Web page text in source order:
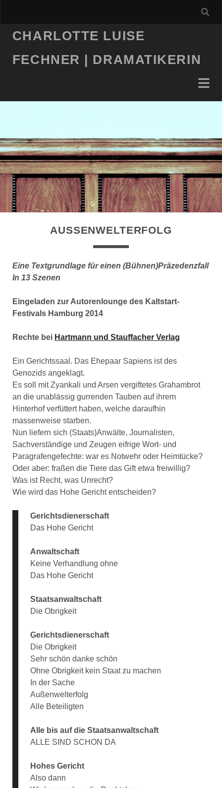
CHARLOTTE LUISE
FECHNER | DRAMATIKERIN
AUSSENWELTERFOLG
Eine Textgrundlage für einen (Bühnen)Präzedenzfall
In 13 Szenen
Eingeladen zur Autorenlounge des Kaltstart-
Festivals Hamburg 2014
Rechte bei Hartmann und Stauffacher Verlag
Ein Gerichtssaal. Das Ehepaar Sapiens ist des
Genozids angeklagt.
Es soll mit Zyankali und Arsen vergiftetes Grahambrot
an die unablässig gurrenden Tauben auf ihrem
Hinterhof verfüttert haben, welche daraufhin
massenweise starben.
Nun liefern sich (Staats)Anwälte, Journalisten,
Sachverständige und Zeugen eifrige Wort- und
Paragrafengefechte: war es Notwehr oder Heimtücke?
Oder aber: fraßen die Tiere das Gift etwa freiwillig?
Was ist Recht, was Unrecht?
Wie wird das Hohe Gericht entscheiden?
Gerichtsdienerschaft
Das Hohe Gericht
Anwaltschaft
Keine Verhandlung ohne
Das Hohe Gericht
Staatsanwaltschaft
Die Obrigkeit
Gerichtsdienerschaft
Die Obrigkeit
Sehr schön danke schön
Ohne Obrigkeit kein Staat zu machen
In der Sache
Außenwelterfolg
Alle Beteiligten
Alle bis auf die Staatsanwaltschaft
ALLE SIND SCHON DA
Hohes Gericht
Also dann